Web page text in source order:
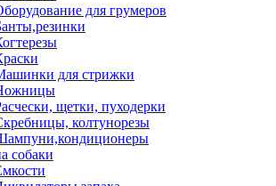
для грумеров
для стрижки
щетки, пуходерки
колтунорезы
собаки